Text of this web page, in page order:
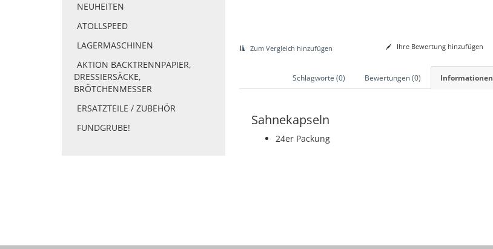
NEUHEITEN
ATOLLSPEED
LAGERMASCHINEN
AKTION BACKTRENNPAPIER,
DRESSIERSÄCKE,
BRÖTCHENMESSER
ERSATZTEILE / ZUBEHÖR
FUNDGRUBE!
Zum Vergleich hinzufügen Ihre Bewertung hinzufügen
Informationen
Bewertungen (0)
Schlagworte (0)
Sahnekapseln
24er Packung